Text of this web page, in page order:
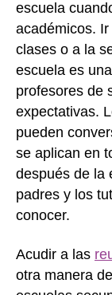
escuela
académicos.
clases o a la
escuela es
profesores de
expectativas.
pueden
se aplican en
después de la
padres y los
conocer.
Acudir a las
otra manera